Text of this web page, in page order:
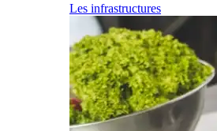
Les infrastructures